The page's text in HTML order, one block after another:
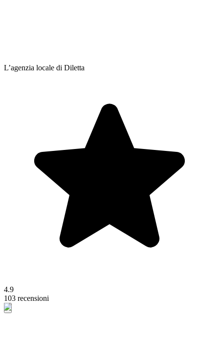
L’agenzia locale di Diletta
4.9
103 recensioni